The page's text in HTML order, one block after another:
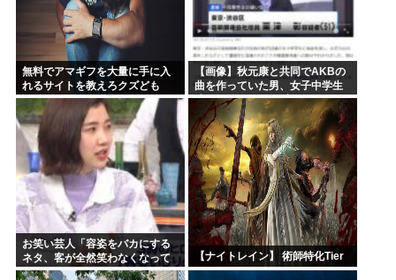
無料でアマギフを大量に手に入
れるサイトを教えろクズども
【画像】秋元康と共同でAKBの
曲を作っていた男、女子中学生
達と撮影した1700点のAVをネッ
トで販売していたwww
お笑い芸人「容姿をバカにする
ネタ、客が全然笑わなくなって
きた」
【ナイトレイン】 術師特化Tier